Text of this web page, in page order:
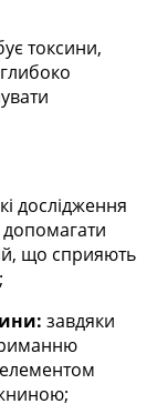
токсини,
дослідження
допомагати
що сприяють
завдяки